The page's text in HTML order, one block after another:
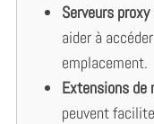
Serveurs proxy
aider à
emplacement.
Extensions de
peuvent